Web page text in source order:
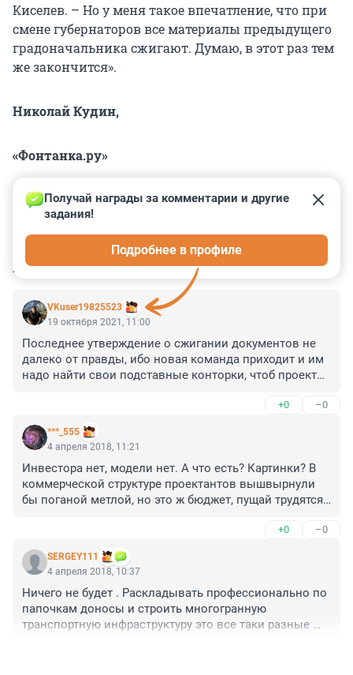
Киселев. – Но у меня такое впечатление, что при
смене губернаторов все материалы предыдущего
градоначальника сжигают. Думаю, в этот раз тем
же закончится».
Николай Кудин,
«Фонтанка.ру»
КОММЕНТАРИИ 16
VKuser19825523
Получай награды за комментарии и другие
задания!
Подробнее в профиле
19 октября 2021, 11:00
Последнее утверждение о сжигании документов не
далеко от правды, ибо новая команда приходит и им
надо найти свои подставные конторки, чтоб проекты
правильными требованиями. А взять и просто
построить для людей без откатов, жаба не позволяет!
В этом и проблема в развитии всего города.
+0 –0
***_555
4 апреля 2018, 11:21
Инвестора нет, модели нет. А что есть? Картинки? В
коммерческой структуре проектантов вышвырнули
бы поганой метлой, но это ж бюджет, пущай трудятся
+0 –0
SERGEY111
4 апреля 2018, 10:37
Ничего не будет . Раскладывать профессионально по
папочкам доносы и строить многогранную
транспортную инфраструктуру это все таки разные